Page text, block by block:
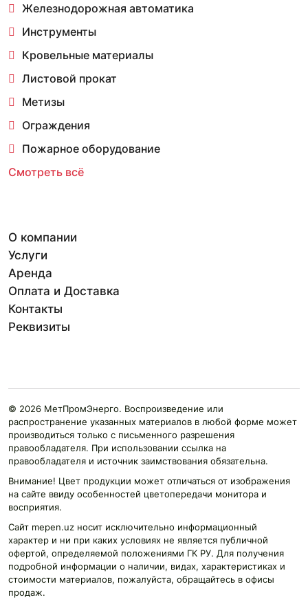
Железнодорожная автоматика
Инструменты
Кровельные материалы
Листовой прокат
Метизы
Ограждения
Пожарное оборудование
Смотреть всё
О компании
Услуги
Аренда
Оплата и Доставка
Контакты
Реквизиты
© 2026 МетПромЭнерго. Воспроизведение или
распространение указанных материалов в любой форме может
производиться только с письменного разрешения
правообладателя. При использовании ссылка на
правообладателя и источник заимствования обязательна.
Внимание! Цвет продукции может отличаться от изображения
на сайте ввиду особенностей цветопередачи монитора и
восприятия.
Сайт mepen.uz носит исключительно информационный
характер и ни при каких условиях не является публичной
офертой, определяемой положениями ГК РУ. Для получения
подробной информации о наличии, видах, характеристиках и
стоимости материалов, пожалуйста, обращайтесь в офисы
продаж.